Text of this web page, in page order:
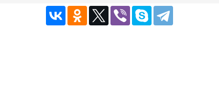
Публичный договор